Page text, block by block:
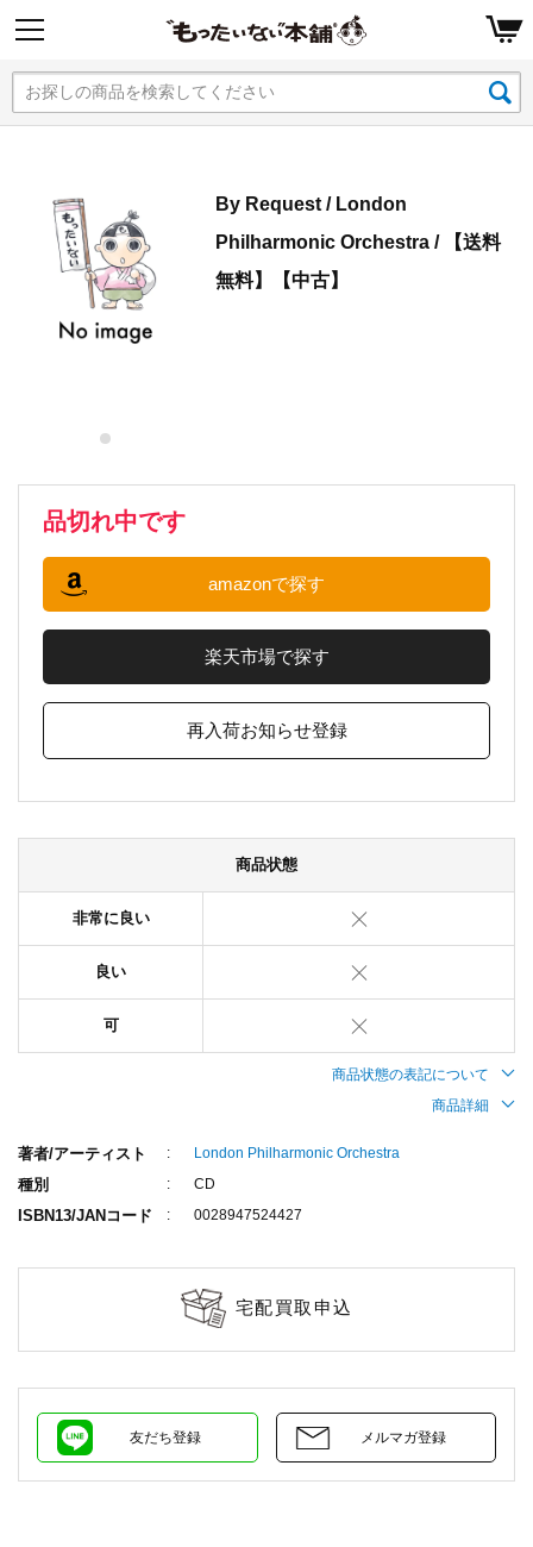
By Request / London
Philharmonic Orchestra / 【送料
無料】【中古】
品切れ中です
amazonで探す
楽天市場で探す
再入荷お知らせ登録
商品状態
非常に良い
良い
可
商品状態の表記について
商品詳細
著者/アーティスト London Philharmonic Orchestra
種別 CD
ISBN13/JANコード 0028947524427
宅配買取申込
友だち登録 メルマガ登録